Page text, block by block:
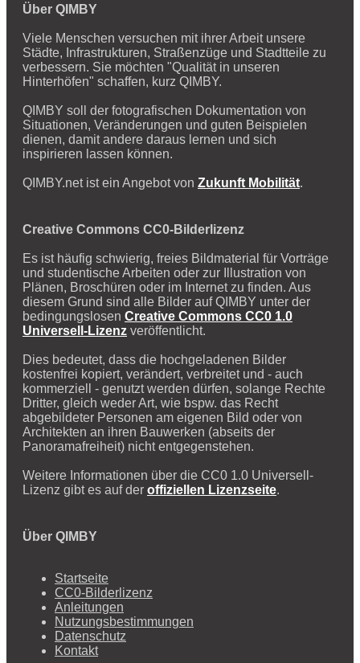
Über QIMBY
Viele Menschen versuchen mit ihrer Arbeit unsere
Städte, Infrastrukturen, Straßenzüge und Stadtteile zu
verbessern. Sie möchten "Qualität in unseren
Hinterhöfen" schaffen, kurz QIMBY.
QIMBY soll der fotografischen Dokumentation von
Situationen, Veränderungen und guten Beispielen
dienen, damit andere daraus lernen und sich
inspirieren lassen können.
QIMBY.net ist ein Angebot von Zukunft Mobilität.
Creative Commons CC0-Bilderlizenz
Es ist häufig schwierig, freies Bildmaterial für Vorträge
und studentische Arbeiten oder zur Illustration von
Plänen, Broschüren oder im Internet zu finden. Aus
diesem Grund sind alle Bilder auf QIMBY unter der
bedingungslosen Creative Commons CC0 1.0
Universell-Lizenz veröffentlicht.
Dies bedeutet, dass die hochgeladenen Bilder
kostenfrei kopiert, verändert, verbreitet und - auch
kommerziell - genutzt werden dürfen, solange Rechte
Dritter, gleich weder Art, wie bspw. das Recht
abgebildeter Personen am eigenen Bild oder von
Architekten an ihren Bauwerken (abseits der
Panoramafreiheit) nicht entgegenstehen.
Weitere Informationen über die CC0 1.0 Universell-
Lizenz gibt es auf der offiziellen Lizenzseite.
Über QIMBY
Startseite
CC0-Bilderlizenz
Anleitungen
Nutzungsbestimmungen
Datenschutz
Kontakt